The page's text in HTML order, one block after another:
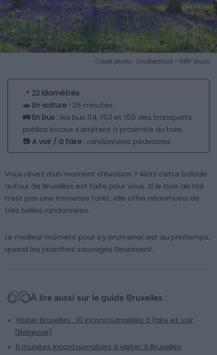
Crédit photo : Shutterstock – RIRF Stock
📍 22 kilomètres
🚗 En voiture : 35 minutes
🚌 En bus : les bus 114, 153 et 155 des transports
publics locaux s’arrêtent à proximité du bois.
📷 A voir / à faire : randonnées pédestres
Vous rêvez d’un moment d’évasion ? Alors cette balade
autour de Bruxelles est faite pour vous. Si le bois de Hal
n’est pas une immense forêt, elle offre néanmoins de
très belles randonnées.
Le meilleur moment pour s’y promener est au printemps,
quand les jacinthes sauvages fleurissent.
À lire aussi sur le guide Bruxelles :
Visiter Bruxelles : 10 incontournables à faire et voir
(Belgique)
8 musées incontournables à visiter à Bruxelles